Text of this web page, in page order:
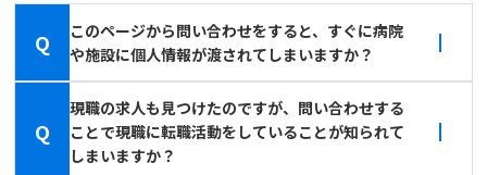
Q
このページから問い合わせをすると、すぐに病院
や施設に個人情報が渡されてしまいますか？
Q
現職の求人も見つけたのですが、問い合わせする
ことで現職に転職活動をしていることが知られて
しまいますか？